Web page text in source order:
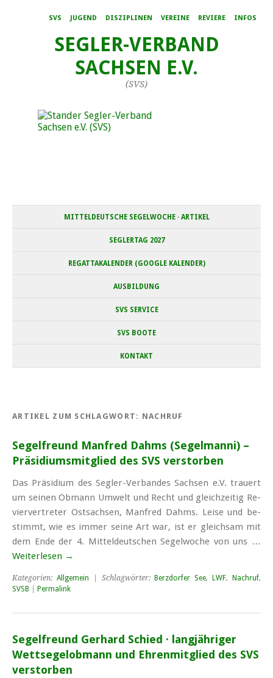
SVS JUGEND DISZIPLINEN VEREINE REVIERE INFOS
SEGLER-VERBAND
SACHSEN E.V.
(SVS)
MITTELDEUTSCHE SEGELWOCHE · ARTIKEL
SEGLERTAG 2027
REGATTAKALENDER (GOOGLE KALENDER)
AUSBILDUNG
SVS SERVICE
SVS BOOTE
KONTAKT
ARTIKEL ZUM SCHLAGWORT: NACHRUF
Segelfreund Manfred Dahms (Segelmanni) –
Präsidiums­­mitglied des SVS verstorben
Das Prä­si­di­um des Seg­ler-Ver­ban­des Sach­sen e.V. trau­ert
um sei­nen Ob­mann Um­welt und Recht und gleich­zei­tig Re­
vier­ver­tre­ter Ost­sach­sen, Man­fred Dahms. Lei­se und be­
stimmt, wie es im­mer sei­ne Art war, ist er gleich­sam mit
dem En­de der 4. Mittel­deutschen Segel­woche von uns …
Weiterlesen →
Kategorien: Allgemein | Schlagwörter: Berzdorfer See, LWF, Nachruf,
SVSB
Permalink
Segelfreund Gerhard Schied · langjähriger
Wettsegelobmann und Ehrenmitglied des SVS
verstorben